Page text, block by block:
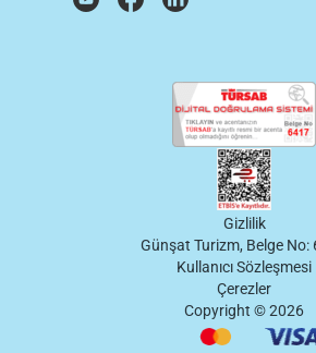
Gizlilik
Günşat Turizm, Belge No:
Kullanıcı Sözleşmesi
Çerezler
Copyright ©2026